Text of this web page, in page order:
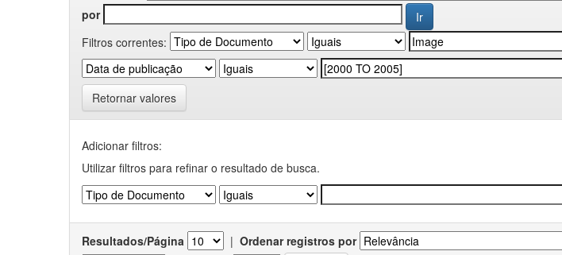
por
Filtros correntes:
Retornar valores
Adicionar filtros:
Utilizar filtros para refinar o resultado de busca.
Resultados/Página | Ordenar registros por